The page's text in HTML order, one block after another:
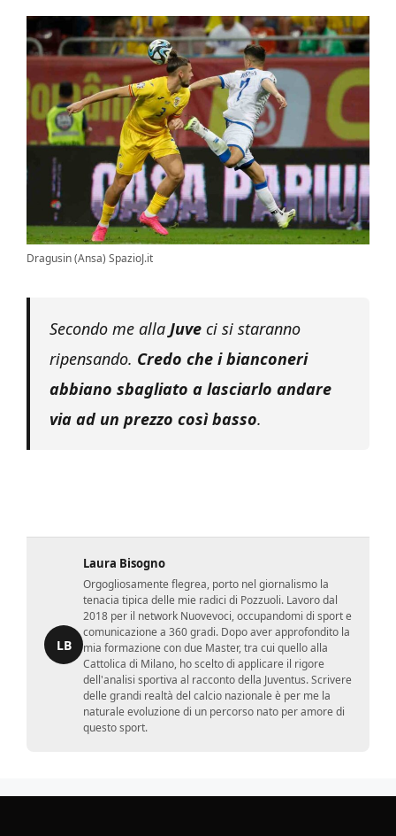
Dragusin (Ansa) SpazioJ.it
Secondo me alla Juve ci si staranno
ripensando. Credo che i bianconeri
abbiano sbagliato a lasciarlo andare
via ad un prezzo così basso.
LB
Laura Bisogno
Orgogliosamente flegrea, porto nel giornalismo la
tenacia tipica delle mie radici di Pozzuoli. Lavoro dal
2018 per il network Nuovevoci, occupandomi di sport e
comunicazione a 360 gradi. Dopo aver approfondito la
mia formazione con due Master, tra cui quello alla
Cattolica di Milano, ho scelto di applicare il rigore
dell'analisi sportiva al racconto della Juventus. Scrivere
delle grandi realtà del calcio nazionale è per me la
naturale evoluzione di un percorso nato per amore di
questo sport.